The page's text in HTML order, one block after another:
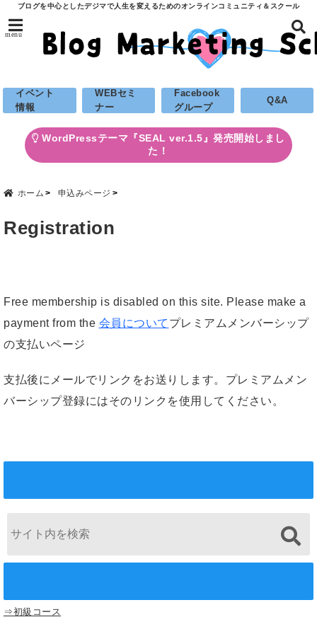
ブログを中心としたデジマで人生を変えるためのオンラインコミュニティ＆スクール
menu
イベント
情報
WEBセミ
ナー
Facebook
グループ
Q&A
WordPressテーマ『SEAL ver.1.5』発売開始しまし
た！
ホーム 申込みページ
Registration
Free membership is disabled on this site. Please make a
payment from the 会員について プレミアムメンバーシップ
の支払いページ
支払後にメールでリンクをお送りします。プレミアムメン
バーシップ登録にはそのリンクを使用してください。
⇒初級コース